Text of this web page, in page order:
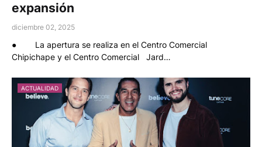
expansión
diciembre 02, 2025
● La apertura se realiza en el Centro Comercial
Chipichape y el Centro Comercial Jard…
ACTUALIDAD